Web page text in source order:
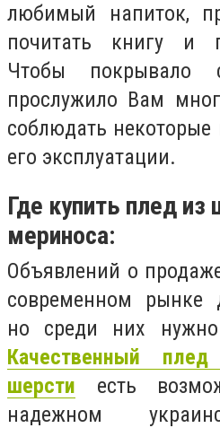
любимый напиток,
почитать книгу и
Чтобы покрывало
прослужило Вам
соблюдать
его эксплуатации.
Где купить плед из
мериноса:
Объявлений о
современном рынке
но среди них
Качественный
шерсти есть
надежном